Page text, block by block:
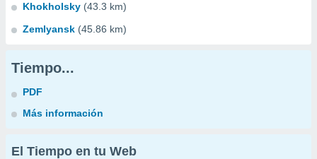
Khokholsky (43.3 km)
Zemlyansk (45.86 km)
Tiempo...
PDF
Más información
El Tiempo en tu Web